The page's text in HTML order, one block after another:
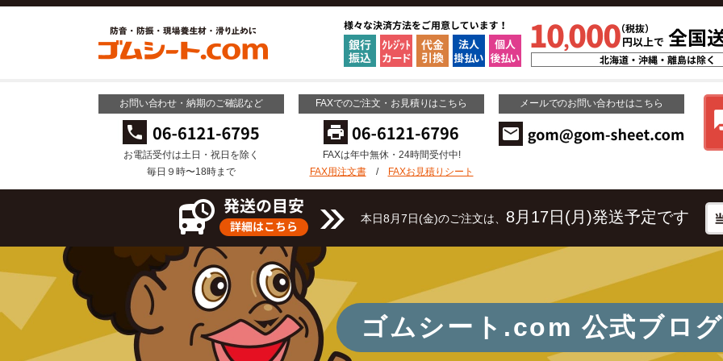
お問い合わせ・納期のご確認など
お電話受付は土日・祝日を除く
毎日９時〜18時まで
FAXでのご注文・お見積りはこちら
FAXは年中無休・24時間受付中!
FAX用注文書/ FAXお見積りシート
メールでのお問い合わせはこちら
本日8月7日(金)のご注文は、 8月17日(月)発送予定です
ゴムシート.com 公式ブログ